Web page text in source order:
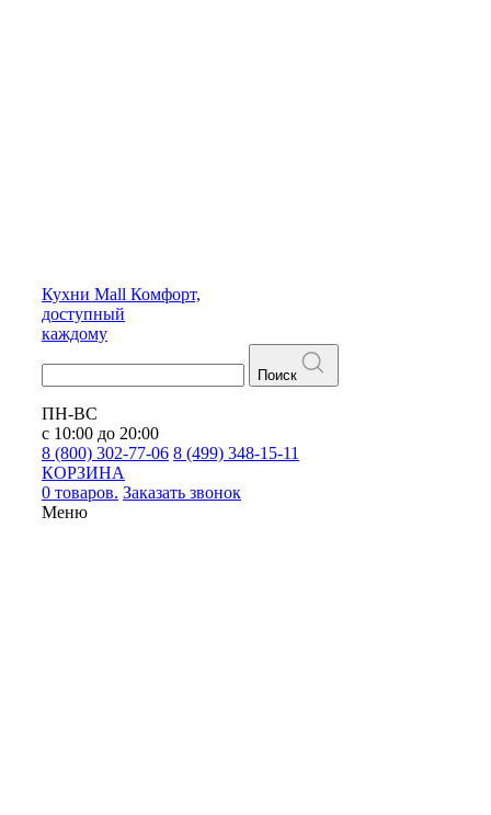
Кухни Mall Комфорт,
доступный
каждому
Поиск
ПН-ВС
с 10:00 до 20:00
8 (800) 302-77-06 8 (499) 348-15-11
КОРЗИНА
0 товаров. Заказать звонок
Меню